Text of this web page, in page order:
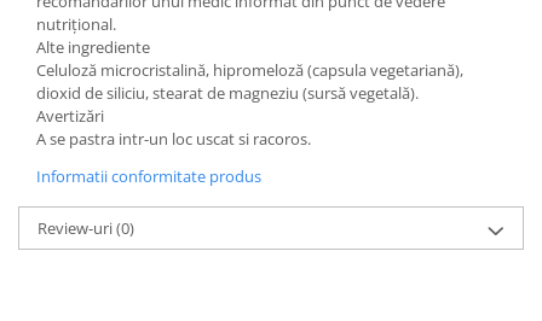
nutrițional.
Alte ingrediente
Celuloză microcristalină, hipromeloză (capsula vegetariană),
dioxid de siliciu, stearat de magneziu (sursă vegetală).
Avertizări
A se pastra intr-un loc uscat si racoros.
Informatii conformitate produs
Review-uri(0)